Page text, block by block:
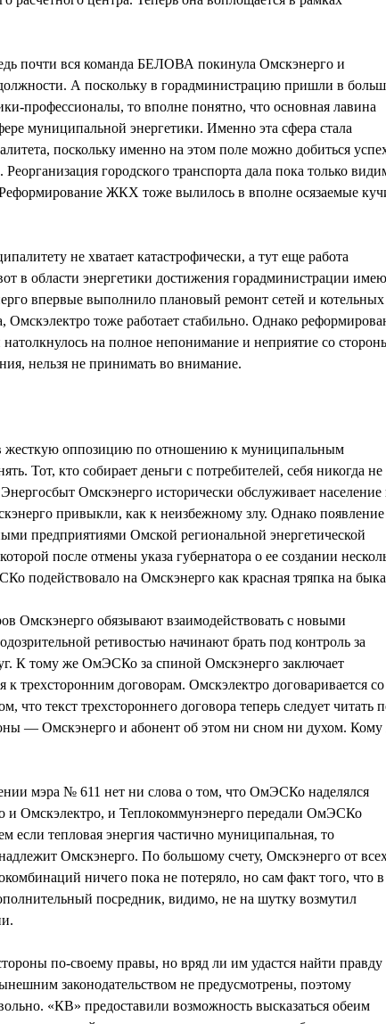
почти вся команда БЕЛОВА покинула Омскэнерго и
А поскольку в горадминистрацию пришли в
профессионалы, то вполне понятно, что основная лавина
муниципальной энергетики. Именно эта сфера стала
поскольку именно на этом поле можно добиться
городского транспорта дала пока только
Реформирование ЖКХ тоже вылилось в вполне осязаемые
не хватает катастрофически, а тут еще работа
в области энергетики достижения горадминистрации
впервые выполнило плановый ремонт сетей и
Омскэлектро тоже работает стабильно. Однако
на полное непонимание и неприятие со
нельзя не принимать во внимание.
жесткую оппозицию по отношению к муниципальным
Тот, кто собирает деньги с потребителей, себя никогда не
Омскэнерго исторически обслуживает население
привыкли, как к неизбежному злу. Однако появление
предприятиями Омской региональной энергетической
после отмены указа губернатора о ее создании
подействовало на Омскэнерго как красная тряпка на
Омскэнерго обязывают взаимодействовать с новыми
ретивостью начинают брать под контроль за
К тому же ОмЭСКо за спиной Омскэнерго заключает
к трехсторонним договорам. Омскэлектро договаривается со
текст трехстороннего договора теперь следует читать
— Омскэнерго и абонент об этом ни сном ни духом.
мэра № 611 нет ни слова о том, что ОмЭСКо наделялся
и Омскэлектро, и Теплокоммунэнерго передали ОмЭСКо
если тепловая энергия частично муниципальная, то
Омскэнерго. По большому счету, Омскэнерго от
ничего пока не потеряло, но сам факт того, что в
посредник, видимо, не на шутку возмутил
по-своему правы, но вряд ли им удастся найти правду
законодательством не предусмотрены, поэтому
«КВ» предоставили возможность высказаться обеим